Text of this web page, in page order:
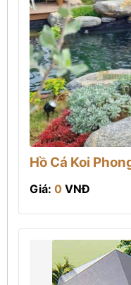
Hồ Cá Koi
Giá: 0 VNĐ